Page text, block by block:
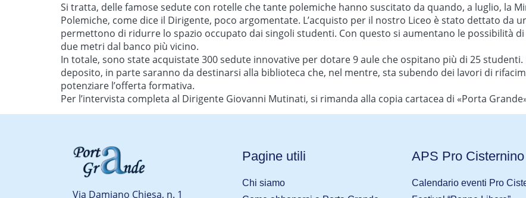
Si tratta, delle famose sedute con rotelle che tante polemiche hanno suscitato da quando, a luglio, la
Polemiche, come dice il Dirigente, poco argomentate. L’acquisto per il nostro Liceo è stato dettato da
permettono di ridurre lo spazio occupato dai singoli studenti. Con questo si aumentano le possibilità
due metri dal banco più vicino.
In totale, sono state acquistate 300 sedute innovative per dotare 9 aule che ospitano più di 25
deposito, in parte saranno da destinarsi alla biblioteca che, nel mentre, sta subendo dei lavori di
potenziare l’offerta formativa.
Per l’intervista completa al Dirigente Giovanni Mutinati, si rimanda alla copia cartacea di «Porta
Via Damiano Chiesa, n. 1
Pagine utili
Chi siamo
APS Pro Cisternino
Calendario eventi Pro